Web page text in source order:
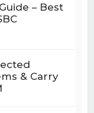
– Best
& Carry